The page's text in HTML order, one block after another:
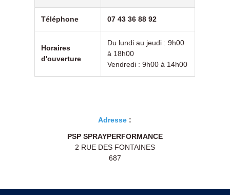
Téléphone 07 43 36 88 92
Horaires
d'ouverture
Du lundi au jeudi : 9h00
à 18h00
Vendredi : 9h00 à 14h00
Adresse :
PSP SPRAYPERFORMANCE
2 RUE DES FONTAINES
687